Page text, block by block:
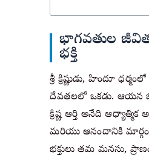
భాగవతుల
భక్తి
శ్రీ క్రిష్ణుడు, హిందూ
దేవతలలో ఒకడు. ఆయన
క్రిష్ణ ఆర్తి అనేది
మరియు ఆనందానికి
భక్తులు తమ మనసు,